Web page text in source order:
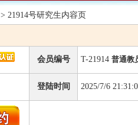
> 21914号研究生内容页
会员编号 T-21914 普通教
登陆时间 2025/7/6